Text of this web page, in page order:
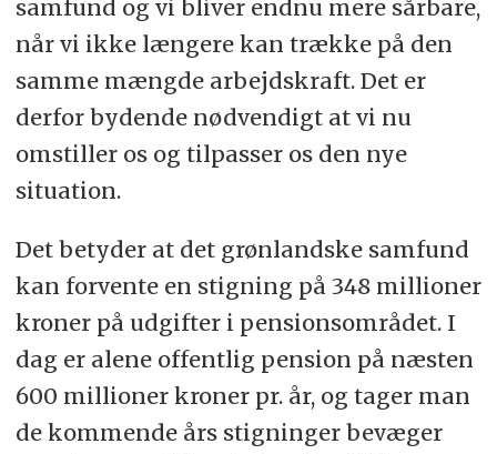
samfund og vi bliver endnu mere sårbare,
når vi ikke længere kan trække på den
samme mængde arbejdskraft. Det er
derfor bydende nødvendigt at vi nu
omstiller os og tilpasser os den nye
situation.
Det betyder at det grønlandske samfund
kan forvente en stigning på 348 millioner
kroner på udgifter i pensionsområdet. I
dag er alene offentlig pension på næsten
600 millioner kroner pr. år, og tager man
de kommende års stigninger bevæger